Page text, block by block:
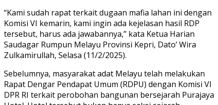
“Kami sudah rapat terkait dugaan mafia lahan ini dengan
Komisi VI kemarin, kami ingin ada kejelasan hasil RDP
tersebut, harus ada jawabannya,” kata Ketua Harian
Saudagar Rumpun Melayu Provinsi Kepri, Dato’ Wira
Zulkamirullah, Selasa (11/2/2025).
Sebelumnya, masyarakat adat Melayu telah melakukan
Rapat Dengar Pendapat Umum (RDPU) dengan Komisi VI
DPR RI terkait perobohan bangunan bersejarah Purajaya